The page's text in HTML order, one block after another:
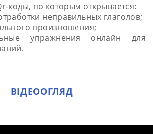
коды, по которым открывается:
неправильных глаголов;
произношения;
упражнения онлайн для
ВІДЕООГЛЯД